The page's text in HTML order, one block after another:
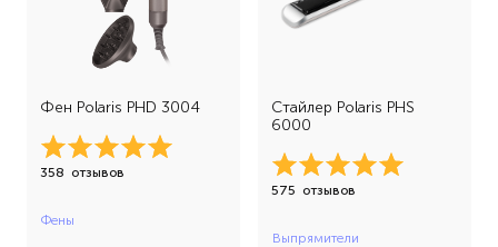
Фен Polaris PHD 3004
358 отзывов
Фены
Стайлер Polaris PHS
6000
575 отзывов
Выпрямители